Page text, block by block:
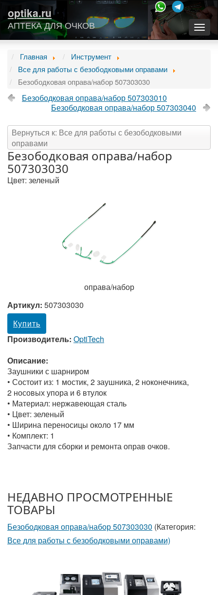
optika.ru
АПТЕКА ДЛЯ ОЧКОВ
Главная
Инструмент
Все для работы с безободковыми оправами
Безободковая оправа/набор 507303030
Безободковая оправа/набор 507303010
Безободковая оправа/набор 507303040
Вернуться к: Все для работы с безободковыми
оправами
Безободковая оправа/набор
507303030
Цвет: зеленый
оправа/набор
Артикул: 507303030
Купить
Производитель: OptiTech
Описание:
Заушники с шарниром
• Состоит из: 1 мостик, 2 заушника, 2 ноконечника,
2 носовых упора и 6 втулок
• Материал: нержавеющая сталь
• Цвет: зеленый
• Ширина переносицы около 17 мм
• Комплект: 1
Запчасти для сборки и ремонта оправ очков.
НЕДАВНО ПРОСМОТРЕННЫЕ
ТОВАРЫ
Безободковая оправа/набор 507303030 (Категория:
Все для работы с безободковыми оправами)